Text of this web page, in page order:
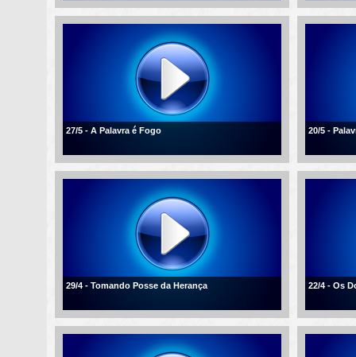
27/5 - A Palavra é Fogo 20/5 -
29/4 - Tomando Posse da Herança 22/4 - Os